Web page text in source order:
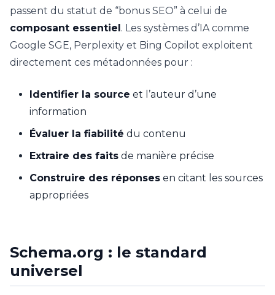
passent du statut de “bonus SEO” à celui de
composant essentiel. Les systèmes d’IA comme
Google SGE, Perplexity et Bing Copilot exploitent
directement ces métadonnées pour :
Identifier la source et l’auteur d’une
information
Évaluer la fiabilité du contenu
Extraire des faits de manière précise
Construire des réponses en citant les sources
appropriées
Schema.org : le standard
universel